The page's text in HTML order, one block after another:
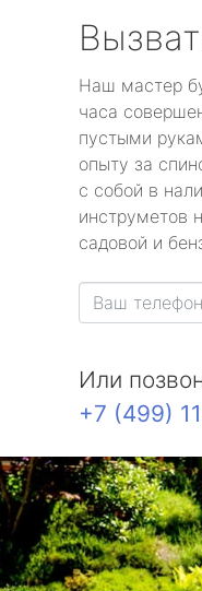
Наш мастер
часа
пустыми
опыту за
с собой в
инструметов
садовой и
Или
+7 (499)